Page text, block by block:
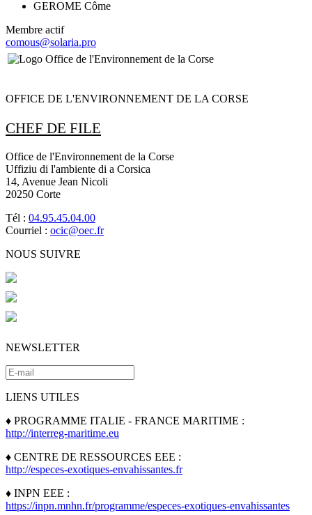
GEROME Côme
Membre actif
comous@solaria.pro
OFFICE DE L'ENVIRONNEMENT DE LA CORSE
CHEF DE FILE
Office de l'Environnement de la Corse
Uffiziu di l'ambiente di a Corsica
14, Avenue Jean Nicoli
20250 Corte
Tél : 04.95.45.04.00
Courriel : ocic@oec.fr
NOUS SUIVRE
NEWSLETTER
LIENS UTILES
♦ PROGRAMME ITALIE - FRANCE MARITIME :
http://interreg-maritime.eu
♦ CENTRE DE RESSOURCES EEE :
http://especes-exotiques-envahissantes.fr
♦ INPN EEE :
https://inpn.mnhn.fr/programme/especes-exotiques-envahissantes